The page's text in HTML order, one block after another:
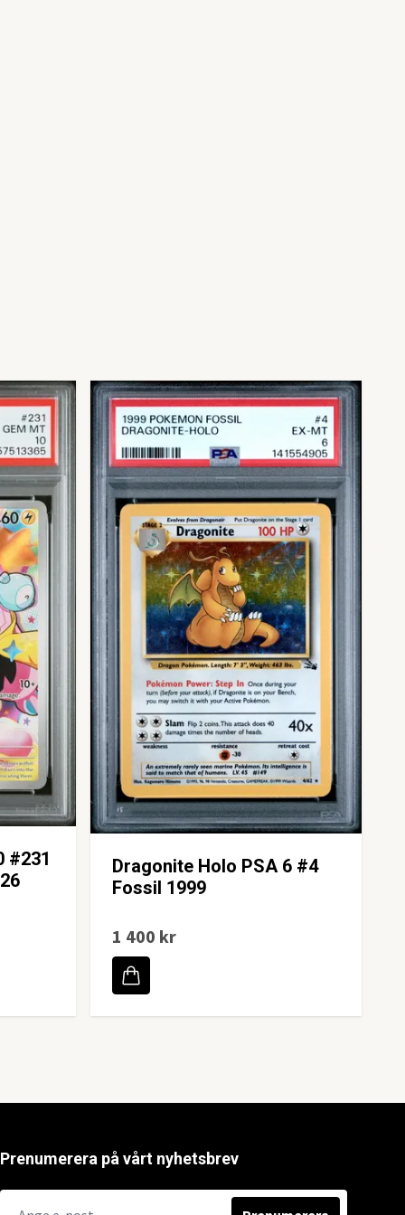
#231
Dragonite Holo PSA 6 #4
Fossil 1999
1 400 kr
Prenumerera på vårt nyhetsbrev